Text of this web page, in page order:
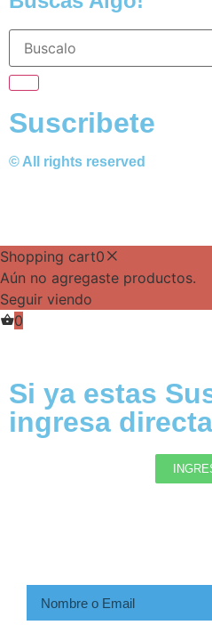
Suscribete
© All rights reserved
Shopping cart0
Aún no agregaste productos.
Seguir viendo
0
Si ya estas
ingresa